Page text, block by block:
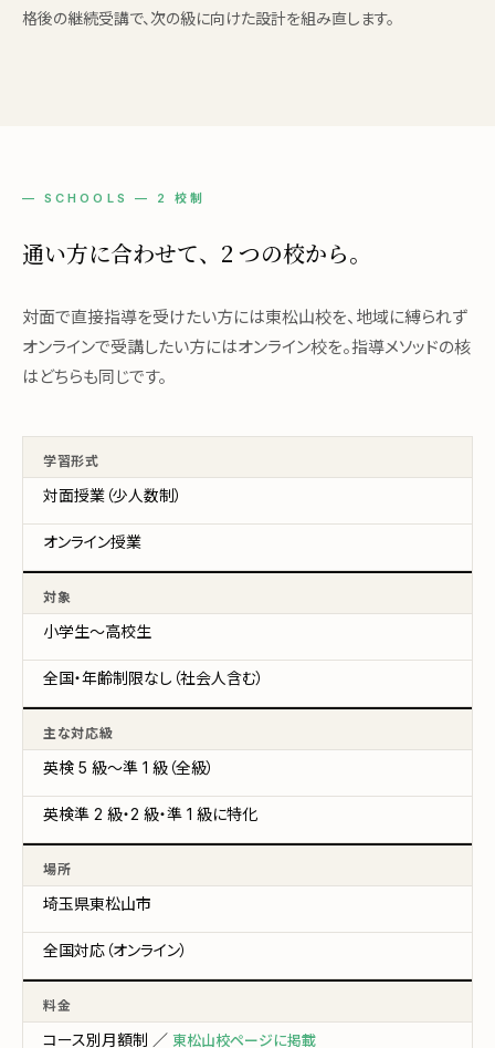
格後の継続受講で、次の級に向けた設計を組み直します。
— SCHOOLS — 2 校制
通い方に合わせて、2 つの校から。
対面で直接指導を受けたい方には東松山校を、地域に縛られず
オンラインで受講したい方にはオンライン校を。指導メソッドの核
はどちらも同じです。
学習形式
対面授業（少人数制）
オンライン授業
対象
小学生〜高校生
全国・年齢制限なし（社会人含む）
主な対応級
英検 5 級〜準 1 級（全級）
英検準 2 級・2 級・準 1 級に特化
場所
埼玉県東松山市
全国対応（オンライン）
料金
コース別月額制 ／ 東松山校ページに掲載